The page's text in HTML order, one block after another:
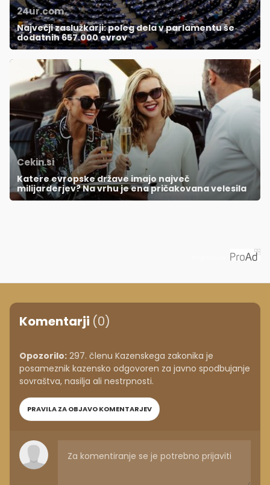
24ur.com
Največji zaslužkarji: poleg dela v parlamentu še
dodatnih 657.000 evrov
Cekin.si
Katere evropske države imajo največ
milijarderjev? Na vrhu je ena pričakovana velesila
Komentarji (0)
Opozorilo: 297. členu Kazenskega zakonika je
posameznik kazensko odgovoren za javno spodbujanje
sovraštva, nasilja ali nestrpnosti.
PRAVILA ZA OBJAVO KOMENTARJEV